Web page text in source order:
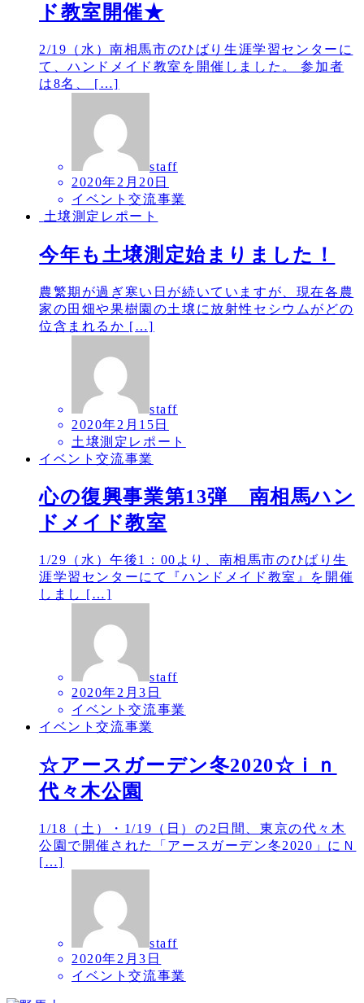
ド教室開催★
2/19（水）南相馬市のひばり生涯学習センターに
て、ハンドメイド教室を開催しました。 参加者
は8名、 […]
staff
2020年2月20日
イベント交流事業
土壌測定レポート
今年も土壌測定始まりました！
農繁期が過ぎ寒い日が続いていますが、現在各農
家の田畑や果樹園の土壌に放射性セシウムがどの
位含まれるか […]
staff
2020年2月15日
土壌測定レポート
イベント交流事業
心の復興事業第13弾 南相馬ハン
ドメイド教室
1/29（水）午後1：00より、南相馬市のひばり生
涯学習センターにて『ハンドメイド教室』を開催
しまし […]
staff
2020年2月3日
イベント交流事業
イベント交流事業
☆アースガーデン冬2020☆ｉｎ
代々木公園
1/18（土）・1/19（日）の2日間、東京の代々木
公園で開催された「アースガーデン冬2020」にＮ
[…]
staff
2020年2月3日
イベント交流事業